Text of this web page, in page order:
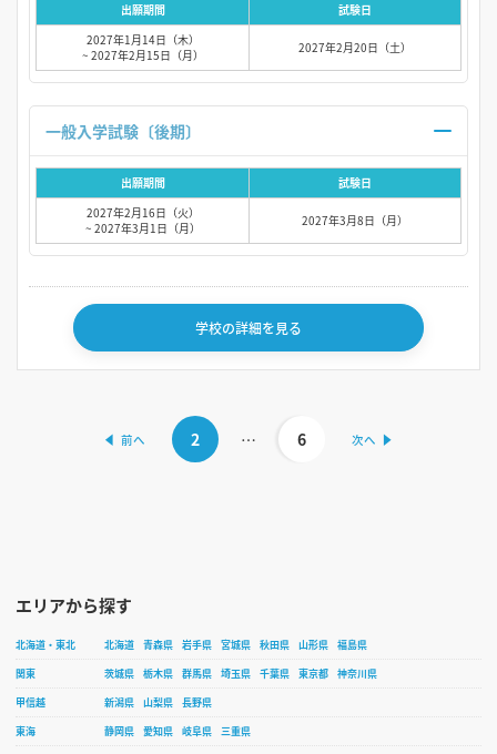
出願期間
試験日
2027年1月14日（木）
~ 2027年2月15日（月）
2027年2月20日（土）
出願期間
試験日
2027年2月16日（火）
~ 2027年3月1日（月）
2027年3月8日（月）
学校の詳細を見る
2 … 6
エリアから探す
北海道・東北 北海道 青森県 岩手県 宮城県 秋田県 山形県
福島県
関東
茨城県 栃木県 群馬県 埼玉県 千葉県 東京都
神奈川県
甲信越
新潟県 山梨県
長野県
東海
静岡県 愛知県 岐阜県
三重県